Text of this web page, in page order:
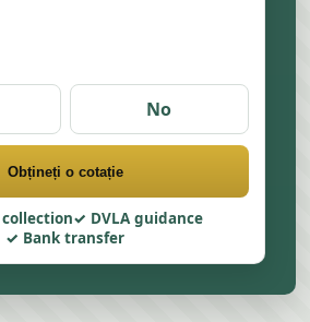
No
Obțineți o cotație
DVLA guidance
Bank transfer